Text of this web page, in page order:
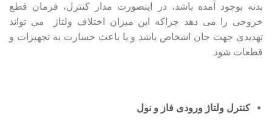
بدنه بوجود آمده باشد، در اینصورت مدار کنترل، فرمان قطع
خروجی را می دهد چراکه این میزان اختلاف ولتاژ می تواند
تهدیدی جهت جان اشخاص باشد و یا باعث خسارت به تجهیزات و
قطعات شود.
کنترل ولتاژ ورودی فاز و نول